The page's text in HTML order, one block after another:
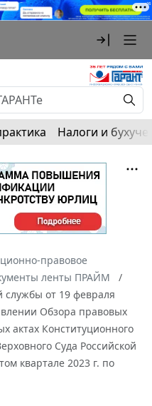
Налоги и
правовое
ленты ПРАЙМ
службы от 19 февраля
Обзора правовых
актах Конституционного
Суда Российской
квартале 2023 г. по